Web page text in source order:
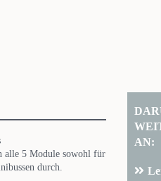
alle 5 Module sowohl für
durch.
AN: